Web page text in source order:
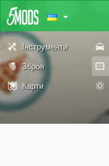
Інструменти
Зброя
Карти